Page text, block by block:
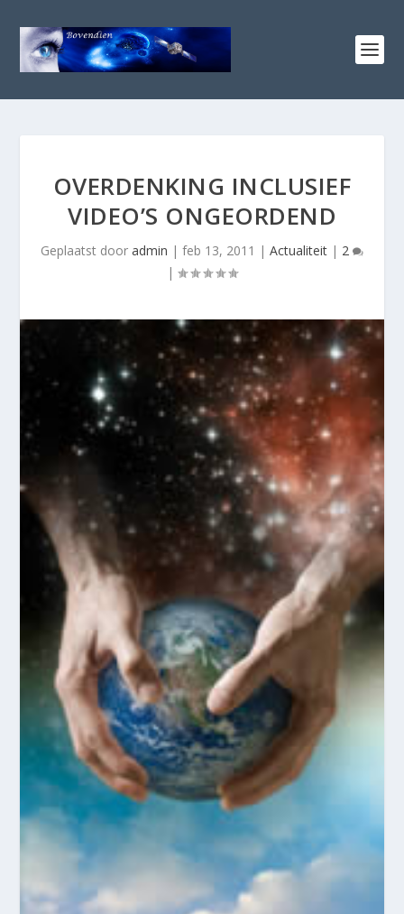
OVERDENKING INCLUSIEF
VIDEO’S ONGEORDEND
Geplaatst door admin | feb 13, 2011 | Actualiteit | 2
|